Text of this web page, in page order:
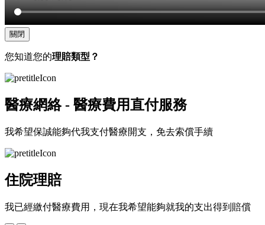
關閉
您知道您的理賠類型？
醫療網絡 - 醫療費用直付服務
我希望保誠能夠代我支付醫療開支，免去索償手續
住院理賠
我已經繳付醫療費用，現在我希望能夠就我的支出得到賠償